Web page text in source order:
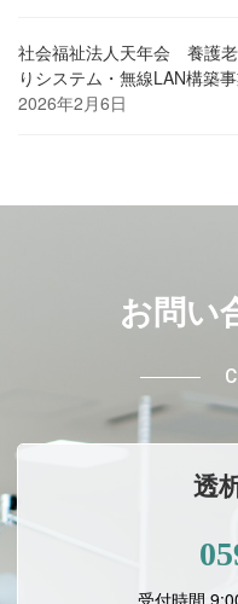
社会福祉法人天年会 養護
りシステム・無線LAN構築
2026年2月6日
お問い
透